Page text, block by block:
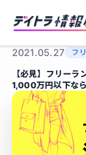
2021.05.27 フ
【必見】フリー
1,000万円以下な